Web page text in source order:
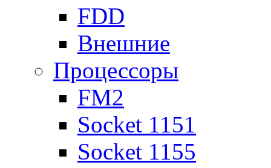
FDD
Внешние
Процессоры
FM2
Socket 1151
Socket 1155